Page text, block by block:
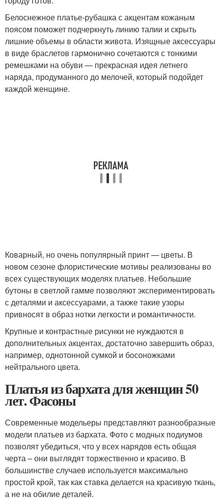
Белоснежное платье-рубашка с акцентам кожаным
поясом поможет подчеркнуть линию талии и скрыть
лишние объемы в области живота. Изящные аксессуары
в виде браслетов гармонично сочетаются с тонкими
ремешками на обуви — прекрасная идея летнего
наряда, продуманного до мелочей, который подойдет
каждой женщине.
Коварный, но очень популярный принт — цветы. В
новом сезоне флористические мотивы реализованы во
всех существующих моделях платьев. Небольшие
бутоны в светлой гамме позволяют экспериментировать
с деталями и аксессуарами, а также такие узоры
привносят в образ нотки легкости и романтичности.
Крупные и контрастные рисунки не нуждаются в
дополнительных акцентах, достаточно завершить образ,
например, однотонной сумкой и босоножками
нейтрального цвета.
Платья из бархата для женщин 50
лет. Фасоны
Современные модельеры представляют разнообразные
модели платьев из бархата. Фото с модных подиумов
позволят убедиться, что у всех нарядов есть общая
черта – они выглядят торжественно и красиво. В
большинстве случаев используется максимально
простой крой, так как ставка делается на красивую ткань,
а не на обилие деталей.